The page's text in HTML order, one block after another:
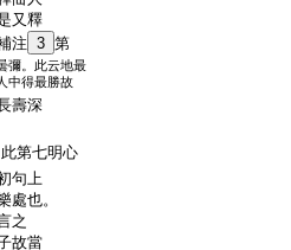
又釋
注 3 第
彌。此云地最
中得最勝故
壽深
第七明心
句上
處也。
之
故當